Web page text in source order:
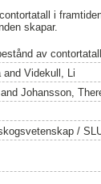
i
skapar.
av
and Videkull, Li
Johansson,
/